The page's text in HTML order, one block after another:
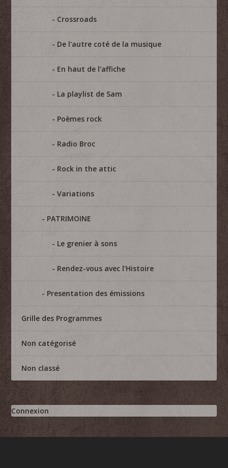
Crossroads
De l'autre coté de la musique
En haut de l'affiche
La playlist de Sam
Poèmes rock
Radio Broc
Rock in the attic
Variations
PATRIMOINE
Le grenier à sons
Rendez-vous avec l'Histoire
Presentation des émissions
Grille des Programmes
Non catégorisé
Non classé
Connexion